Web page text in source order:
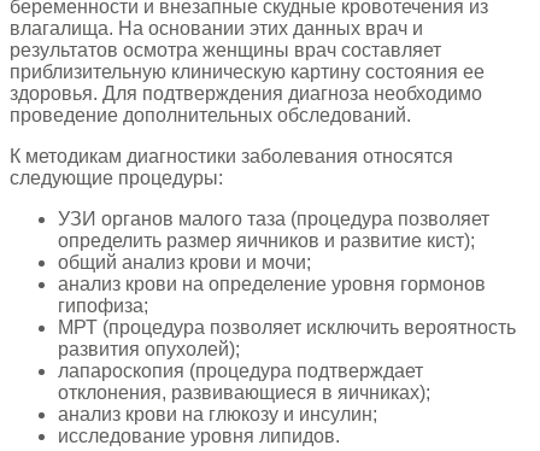
беременности и внезапные скудные кровотечения из
влагалища. На основании этих данных врач и
результатов осмотра женщины врач составляет
приблизительную клиническую картину состояния ее
здоровья. Для подтверждения диагноза необходимо
проведение дополнительных обследований.
К методикам диагностики заболевания относятся
следующие процедуры:
УЗИ органов малого таза (процедура позволяет
определить размер яичников и развитие кист);
общий анализ крови и мочи;
анализ крови на определение уровня гормонов
гипофиза;
МРТ (процедура позволяет исключить вероятность
развития опухолей);
лапароскопия (процедура подтверждает
отклонения, развивающиеся в яичниках);
анализ крови на глюкозу и инсулин;
исследование уровня липидов.